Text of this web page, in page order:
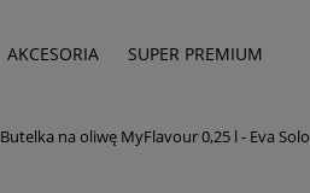
AKCESORIA SUPER PREMIUM
Butelka na oliwę MyFlavour 0,25 l - Eva Solo